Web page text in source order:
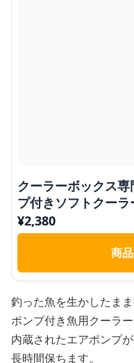
クーラーボックス専門店 釣り用多機能
プ付きソフトクーラ
¥2,380
商
釣った魚を生かしたま
ポンプ付き魚用クーラー
内蔵されたエアポンプ
長時間保ちます。